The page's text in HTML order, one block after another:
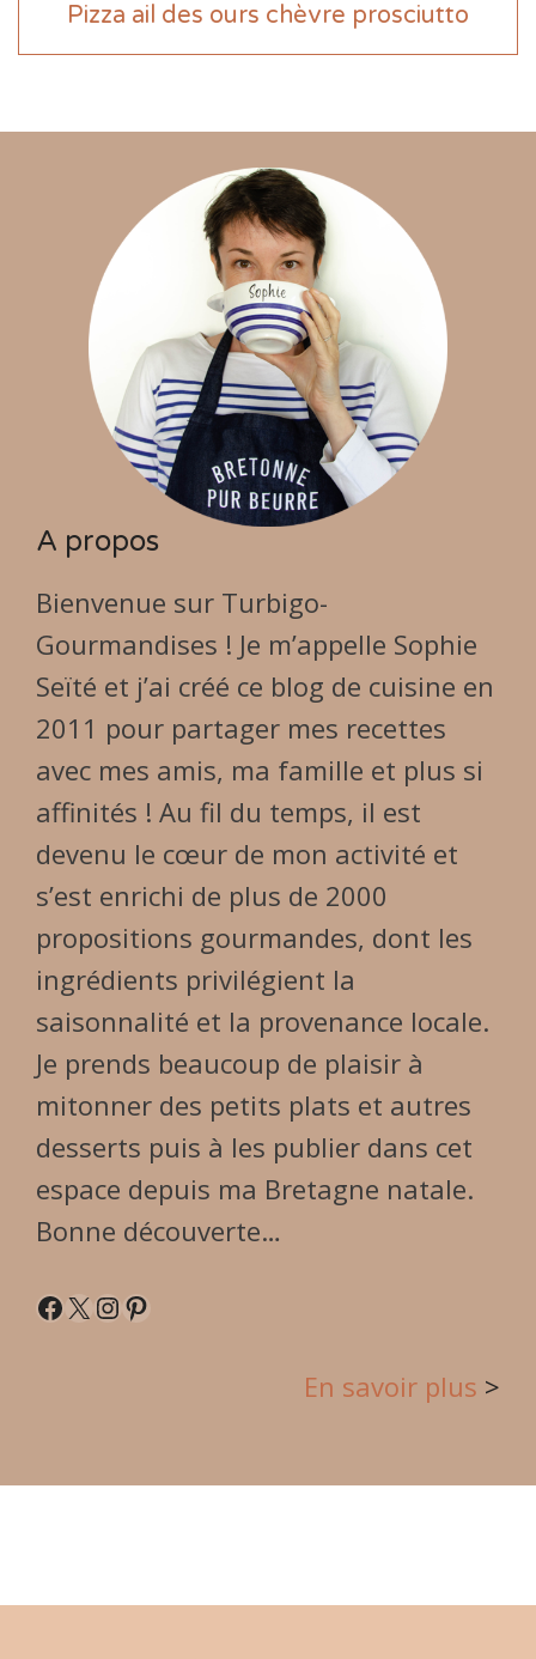
Pizza ail des ours chèvre prosciutto
A propos
Bienvenue sur Turbigo-
Gourmandises ! Je m’appelle Sophie
Seïté et j’ai créé ce blog de cuisine en
2011 pour partager mes recettes
avec mes amis, ma famille et plus si
affinités ! Au fil du temps, il est
devenu le cœur de mon activité et
s’est enrichi de plus de 2000
propositions gourmandes, dont les
ingrédients privilégient la
saisonnalité et la provenance locale.
Je prends beaucoup de plaisir à
mitonner des petits plats et autres
desserts puis à les publier dans cet
espace depuis ma Bretagne natale.
Bonne découverte…
Facebook X InstagramPinterest
En savoir plus >